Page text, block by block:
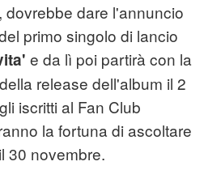
dovrebbe dare l'annuncio
primo singolo di lancio
e da lì poi partirà con la
release dell'album il 2
iscritti al Fan Club
la fortuna di ascoltare
30 novembre.